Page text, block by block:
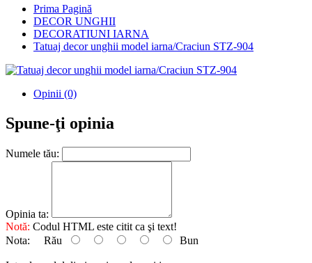
Prima Pagină
DECOR UNGHII
DECORATIUNI IARNA
Tatuaj decor unghii model iarna/Craciun STZ-904
Opinii (0)
Spune-ţi opinia
Numele tău:
Opinia ta:
Notă: Codul HTML este citit ca şi text!
Nota: Rău Bun